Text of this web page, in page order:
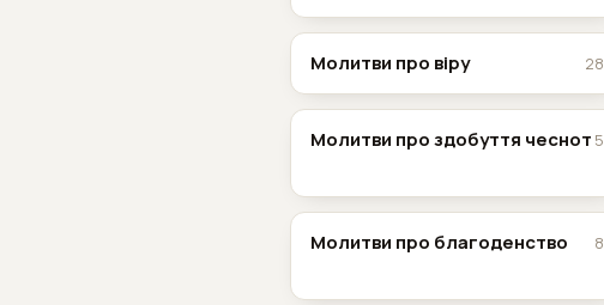
Молитви про віру 28
Молитви про здобуття чеснот 5
Молитви про благоденство 8